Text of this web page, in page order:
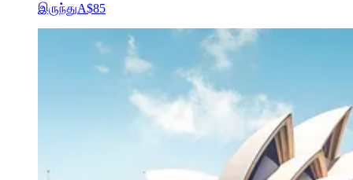
இருந்துA$85